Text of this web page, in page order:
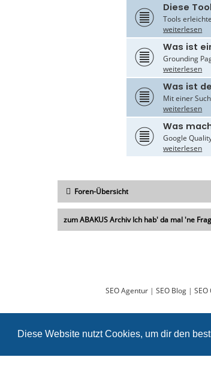
Diese Website nutzt Cookies, um dir den
Diese
Tools
weiterlesen
Was ist
Grounding
weiterlesen
Was ist
Mit einer
weiterlesen
Was
Google
weiterlesen
Foren-Übersicht
zum ABAKUS Archiv Ich hab' da mal 'ne
SEO Agentur| SEO Blog| SEO